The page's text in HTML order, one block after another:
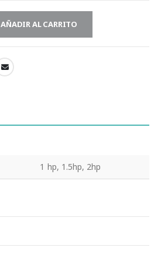
AÑADIR AL CARRITO
1 hp, 1.5hp, 2hp